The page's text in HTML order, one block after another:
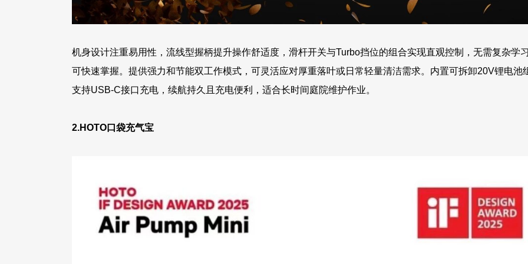
机身设计注重易用性，流线型握柄提升操作舒适度，滑杆开关与Turbo挡位的组合实现直观控制，无需复杂学
可快速掌握。提供强力和节能双工作模式，可灵活应对厚重落叶或日常轻量清洁需求。内置可拆卸20V锂电池
支持USB-C接口充电，续航持久且充电便利，适合长时间庭院维护作业。
2.HOTO口袋充气宝